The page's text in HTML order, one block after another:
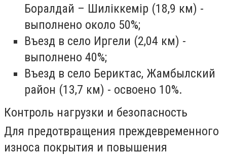
Боралдай – Шиліккемір (18,9 км) -
выполнено около 50%;
Въезд в село Иргели (2,04 км) -
выполнено 40%;
Въезд в село Бериктас, Жамбылский
район (13,7 км) - освоено 10%.
Контроль нагрузки и безопасность
Для предотвращения преждевременного
износа покрытия и повышения